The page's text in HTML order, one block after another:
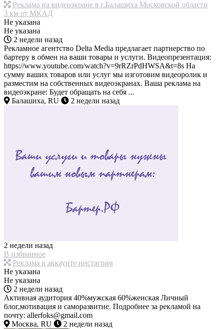
Реклама на видеоэкране в г.Балашиха Московской области
3 км от МКАД
Не указана
Не указана
2 недели назад
Рекламное агентство Delta Media предлагает партнерство по
бартеру в обмен на ваши товары и услуги. Видеопрезентация:
https://www.youtube.com/watch?v=9rRZrPdHWSA&t=8s На
сумму ваших товаров или услуг мы изготовим видеоролик и
разместим на собственных видеоэкранах. Ваша реклама на
видеоэкране: Будет обращать на себя ...
Балашиха, RU
2 недели назад
2 недели назад
В избранное
Реклама в аккаунте инстаграм
Не указана
Не указана
2 недели назад
Активная аудитория 40%мужская 60%женская Личный
блог,мотивация и саморазвитие. Подробнее за рекламой на
почту: allerfoks@gmail.com
Москва, RU
2 недели назад